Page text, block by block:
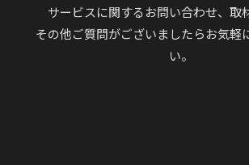
サービスに関するお問い合わせ、取
その他ご質問がございましたらお気軽
い。